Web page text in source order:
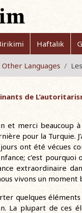
Haftalık
Languages
de
et merci beaucoup
pour la Turquie.
ont été vécues
c’est
extraordinaire
vivons un
quelques
La plupart de ces